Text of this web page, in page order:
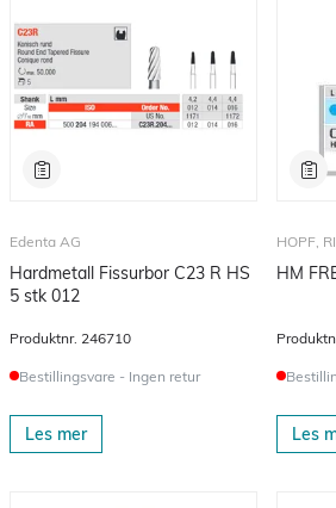
Edenta AG
Hardmetall Fissurbor C23 R HS
5 stk 012
Produktnr. 246710
Bestillingsvare - Ingen retur
Les mer
HOPF,
HM
Les